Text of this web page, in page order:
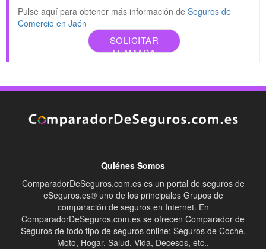
Pulse aquí para obtener más información de Seguros de
Comercio en Jaén
SOLICITAR
LLAMADA
Quiénes Somos
ComparadorDeSeguros.com.es es un portal de seguros de
eSeguros.es® uno de los principales Grupos de
comparación de seguros en Internet. En
ComparadorDeSeguros.com.es se ofrecen Comparador de
Seguros de todo tipo de seguros online; Seguros de Coche,
Moto, Hogar, Salud, Vida, Decesos, etc..